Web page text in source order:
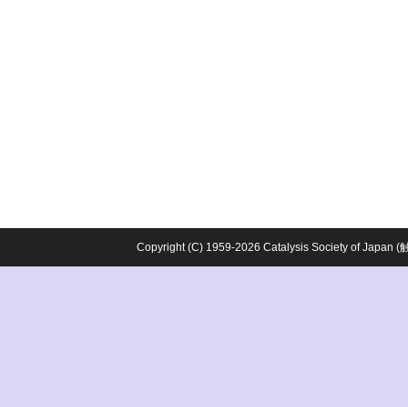
Copyright (C) 1959-2026 Catalysis Society of Japan (